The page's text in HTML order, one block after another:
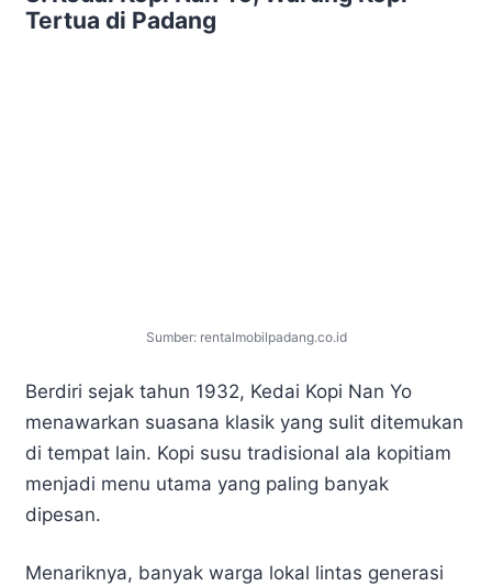
Tertua di Padang
Sumber: rentalmobilpadang.co.id
Berdiri sejak tahun 1932, Kedai Kopi Nan Yo
menawarkan suasana klasik yang sulit ditemukan
di tempat lain. Kopi susu tradisional ala kopitiam
menjadi menu utama yang paling banyak
dipesan.
Menariknya, banyak warga lokal lintas generasi